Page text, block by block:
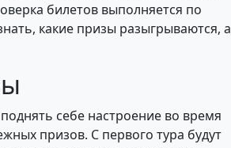
билетов выполняется по
какие призы разыгрываются, а
себе настроение во время
призов. С первого тура будут